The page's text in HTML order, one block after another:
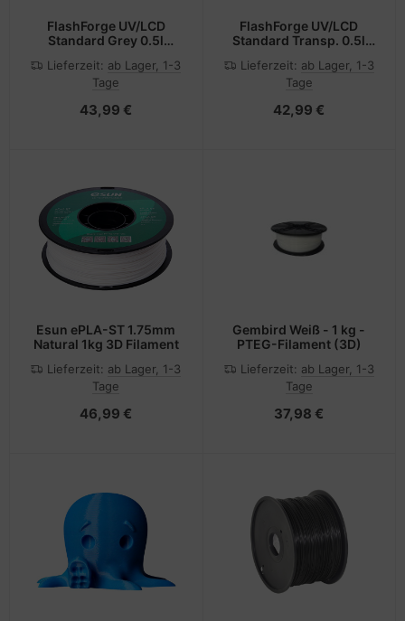
FlashForge UV/LCD
Standard Grey 0.5l
405nm
Lieferzeit: ab Lager, 1-3
Tage
43,99 €
FlashForge UV/LCD
Standard Transp. 0.5l
405nm
Lieferzeit: ab Lager, 1-3
Tage
42,99 €
Esun ePLA-ST 1.75mm
Natural 1kg 3D Filament
Lieferzeit: ab Lager, 1-3
Tage
46,99 €
Gembird Weiß - 1 kg -
PTEG-Filament (3D)
Lieferzeit: ab Lager, 1-3
Tage
37,98 €